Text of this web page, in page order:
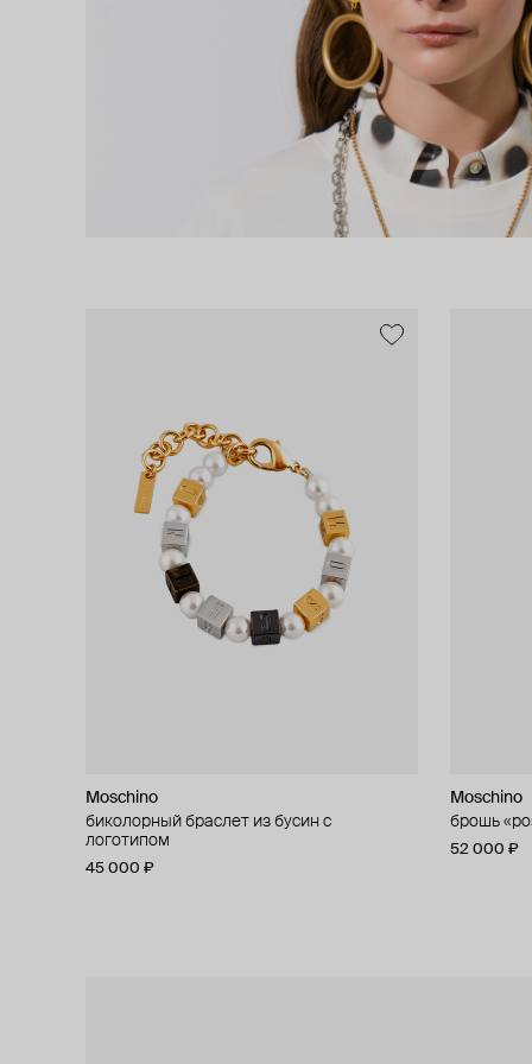
Moschino
биколорный браслет из бусин с
логотипом
45 000 ₽
Moschino
брошь
52 000 ₽
Moschino
кольцо «сердце»
37 000 ₽
Moschino
42 000 ₽